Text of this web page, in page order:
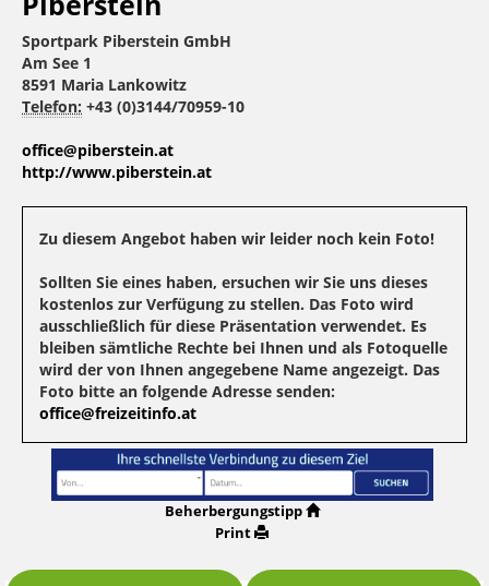
Sportpark Piberstein GmbH
Am See 1
8591 Maria Lankowitz
Telefon: +43 (0)3144/70959-10
office@piberstein.at
http://www.piberstein.at
Zu diesem Angebot haben wir leider noch kein Foto!
Sollten Sie eines haben, ersuchen wir Sie uns dieses
kostenlos zur Verfügung zu stellen. Das Foto wird
ausschließlich für diese Präsentation verwendet. Es
bleiben sämtliche Rechte bei Ihnen und als Fotoquelle
wird der von Ihnen angegebene Name angezeigt. Das
Foto bitte an folgende Adresse senden:
office@freizeitinfo.at
Beherbergungstipp
Print